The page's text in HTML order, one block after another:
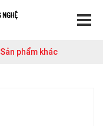
Sản phẩm khác